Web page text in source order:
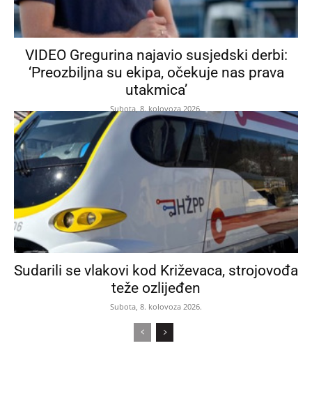
VIDEO Gregurina najavio susjedski derbi:
‘Preozbiljna su ekipa, očekuje nas prava
utakmica’
Subota, 8. kolovoza 2026.
Sudarili se vlakovi kod Križevaca, strojovođa
teže ozlijeđen
Subota, 8. kolovoza 2026.